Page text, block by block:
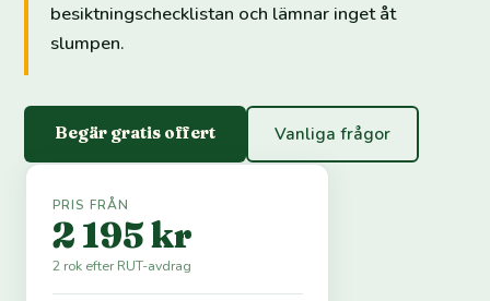
besiktningschecklistan och lämnar inget åt
slumpen.
Begär gratis offert Vanliga frågor
PRIS FRÅN
2 195 kr
2 rok efter RUT-avdrag